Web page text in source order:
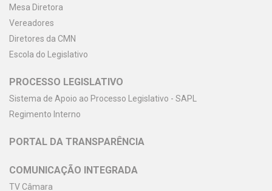
Mesa Diretora
Vereadores
Diretores da CMN
Escola do Legislativo
PROCESSO LEGISLATIVO
Sistema de Apoio ao Processo Legislativo - SAPL
Regimento Interno
PORTAL DA TRANSPARÊNCIA
COMUNICAÇÃO INTEGRADA
TV Câmara